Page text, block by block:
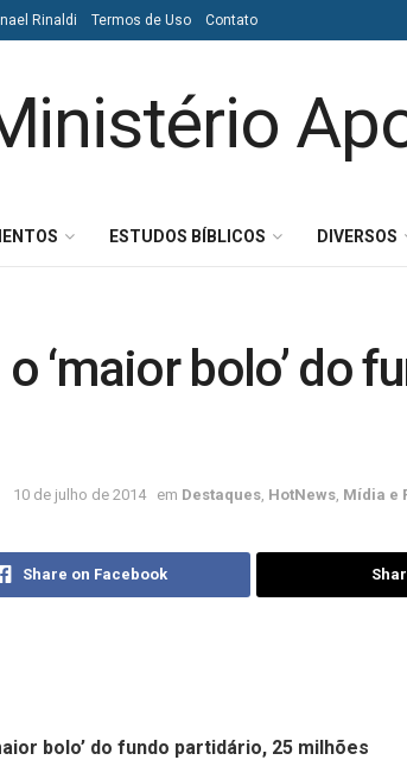
Rinaldi Termos de Uso Contato
ESTUDOS BÍBLICOS DIVERSOS
‘maior bolo’ do
10 de julho de 2014 em Destaques HotNews Mídia e
Share on Facebook
bolo’ do fundo partidário, 25 milhões